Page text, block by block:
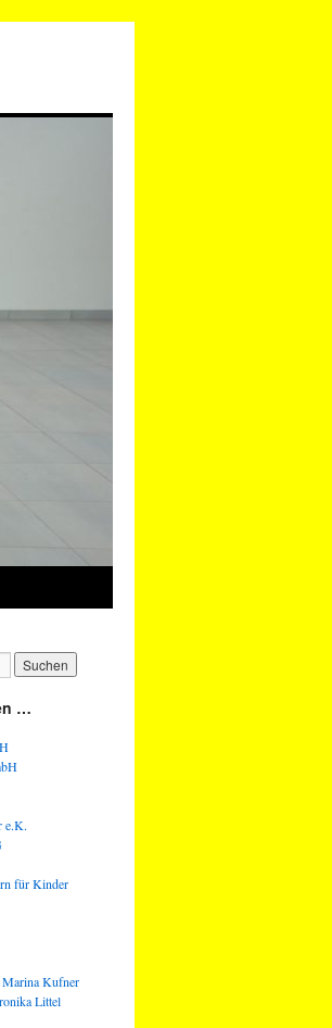
…
e.K.
für Kinder
Marina Kufner
Littel